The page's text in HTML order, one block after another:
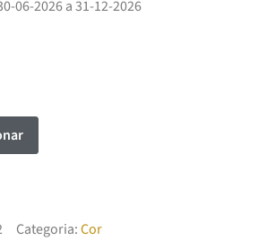
06-2026 a 31-12-2026
Categoria:Cor